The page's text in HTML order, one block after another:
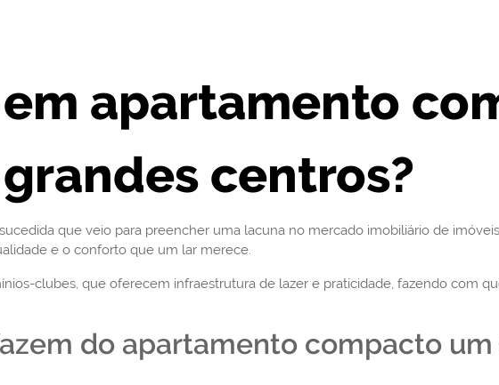
apartamento
centros?
que veio para preencher uma lacuna no mercado imobiliário de
e o conforto que um lar merece.
clubes, que oferecem infraestrutura de lazer e praticidade, fazendo com
do apartamento compacto